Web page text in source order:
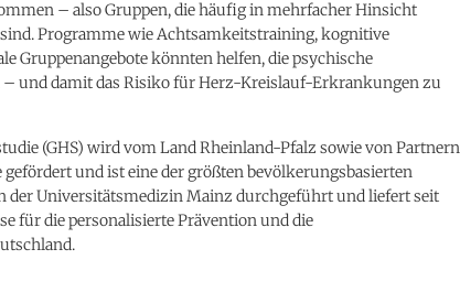
– also Gruppen, die häufig in mehrfacher Hinsicht
Programme wie Achtsamkeitstraining, kognitive
Gruppenangebote könnten helfen, die psychische
und damit das Risiko für Herz-Kreislauf-Erkrankungen zu
(GHS) wird vom Land Rheinland-Pfalz sowie von Partnern
und ist eine der größten bevölkerungsbasierten
der Universitätsmedizin Mainz durchgeführt und liefert seit
für die personalisierte Prävention und die